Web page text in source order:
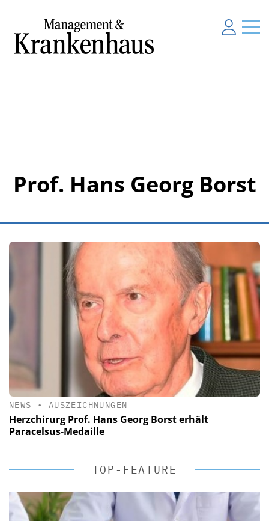
Prof. Hans Georg Borst
NEWS • AUSZEICHNUNGEN
Herzchirurg Prof. Hans Georg Borst erhält
Paracelsus-Medaille
TOP-FEATURE